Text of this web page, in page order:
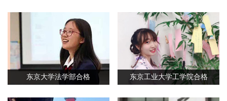
东京大学法学部合格 东京工业大学工学院合格